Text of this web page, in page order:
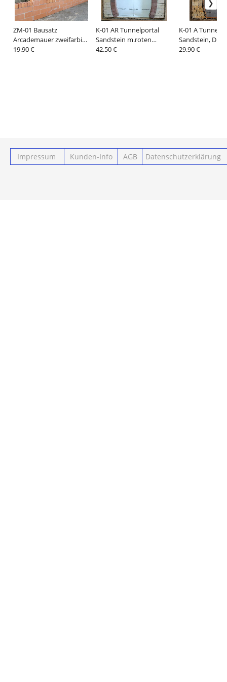
ZM-01 Bausatz
Arcademauer zweifarbig
1:22,5
19.90 €
K-01 AR Tunnelportal
Sandstein m.roten
Bogensteinen
42.50 €
K-01 A
Sandstein,
Kurve
29.90 €
Impressum Kunden-Info AGB Datenschutzerklärung